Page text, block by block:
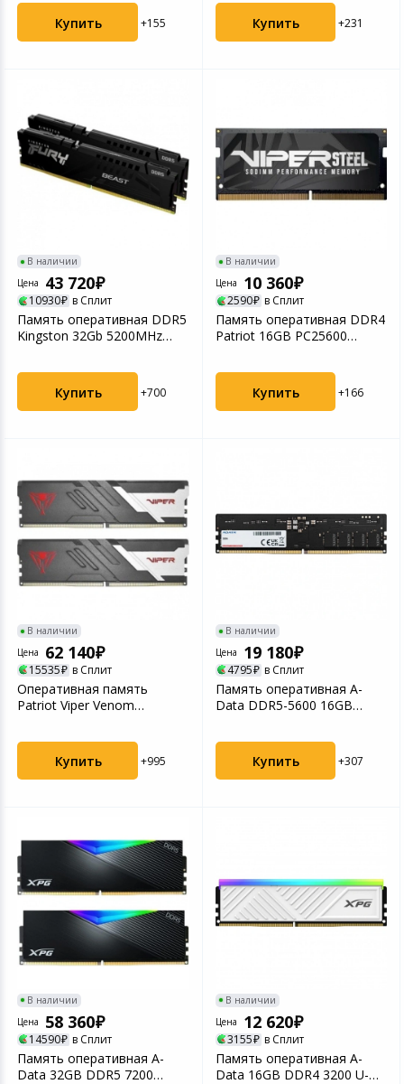
Купить +155 Купить +231
В наличии
Цена
43 720
10930 в Сплит
Память оперативная DDR5
Kingston 32Gb 5200MHz
Купить +700
В наличии
Цена
10 360
2590 в Сплит
Память оперативная DDR4
Patriot 16GB PC25600
Купить +166
В наличии
Цена
62 140
15535 в Сплит
Оперативная память
Patriot Viper Venom
(16G...
Купить
+995
В наличии
Цена
19 180
4795 в Сплит
Память оперативная A-
Data DDR5-5600 16GB
Купить +307
В наличии
Цена
58 360
14590 в Сплит
Память оперативная A-
Data 32GB DDR5 7200
В наличии
Цена
12 620
3155 в Сплит
Память оперативная A-
Data 16GB DDR4 3200 U-